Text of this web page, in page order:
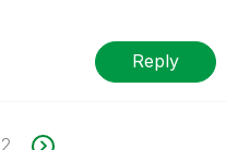
Reply
2